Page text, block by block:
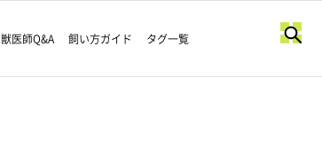
獣医師Q&A 飼い方ガイド タグ一覧